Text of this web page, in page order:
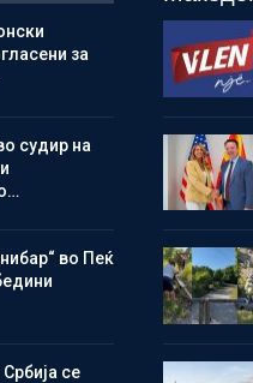
за
судир на
во Пеќ
се